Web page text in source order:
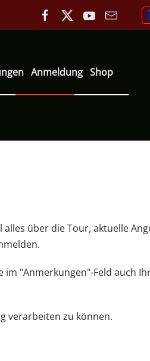
Anmeldung Shop
über die Tour, aktuelle
"Anmerkungen"-Feld auch
verarbeiten zu können.